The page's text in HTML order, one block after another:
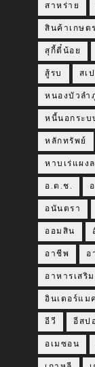
สาหร่าย
สินค้าเกษตร
สุกี้ตี๋น้อย
สู้รบ สเ
หนองบัวลำ
หนี้นอกระบ
หลักทรัพย์
หาบเร่แผง
อ.ต.ช.
อนันตรา
ออมสิน
อาชีพ อ
อาหารเสริม
อินเตอร์แมค
อีวี อีสป
อเมซอน